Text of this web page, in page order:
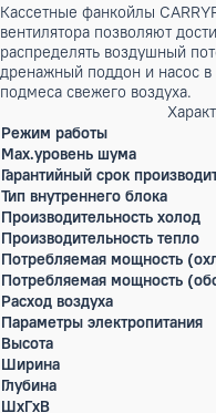
Бренд:Electrolux
Артикул: X-00007695
Под заказ
Описание
Кассетные фанкойлы
вентилятора позволяют
распределять воздушный
дренажный поддон и
подмеса свежего воздуха.
Режим работы
Max.уровень шума
Гарантийный срок
Тип внутреннего блока